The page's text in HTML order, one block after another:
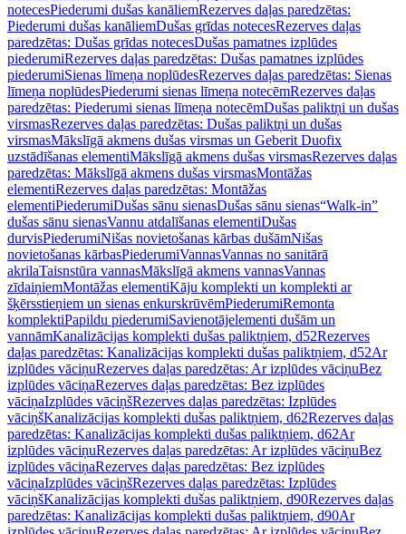
notecesPiederumi dušas kanāliemRezerves daļas paredzētas:
Piederumi dušas kanāliemDušas grīdas notecesRezerves daļas
paredzētas: Dušas grīdas notecesDušas pamatnes izplūdes
piederumiRezerves daļas paredzētas: Dušas pamatnes izplūdes
piederumiSienas līmeņa noplūdesRezerves daļas paredzētas: Sienas
līmeņa noplūdesPiederumi sienas līmeņa notecēmRezerves daļas
paredzētas: Piederumi sienas līmeņa notecēmDušas paliktņi un dušas
virsmasRezerves daļas paredzētas: Dušas paliktņi un dušas
virsmasMākslīgā akmens dušas virsmas un Geberit Duofix
uzstādīšanas elementiMākslīgā akmens dušas virsmasRezerves daļas
paredzētas: Mākslīgā akmens dušas virsmasMontāžas
elementiRezerves daļas paredzētas: Montāžas
elementiPiederumiDušas sānu sienasDušas sānu sienas“Walk-in”
dušas sānu sienasVannu atdalīšanas elementiDušas
durvisPiederumiNišas novietošanas kārbas dušāmNišas
novietošanas kārbasPiederumiVannasVannas no sanitārā
akrilaTaisnstūra vannasMākslīgā akmens vannasVannas
zīdaiņiemMontāžas elementiKāju komplekti un komplekti ar
šķērsstieņiem un sienas enkurskrūvēmPiederumiRemonta
komplektiPapildu piederumiSavienotājelementi dušām un
vannāmKanalizācijas komplekti dušas paliktņiem, d52Rezerves
daļas paredzētas: Kanalizācijas komplekti dušas paliktņiem, d52Ar
izplūdes vāciņuRezerves daļas paredzētas: Ar izplūdes vāciņuBez
izplūdes vāciņaRezerves daļas paredzētas: Bez izplūdes
vāciņaIzplūdes vāciņšRezerves daļas paredzētas: Izplūdes
vāciņšKanalizācijas komplekti dušas paliktņiem, d62Rezerves daļas
paredzētas: Kanalizācijas komplekti dušas paliktņiem, d62Ar
izplūdes vāciņuRezerves daļas paredzētas: Ar izplūdes vāciņuBez
izplūdes vāciņaRezerves daļas paredzētas: Bez izplūdes
vāciņaIzplūdes vāciņšRezerves daļas paredzētas: Izplūdes
vāciņšKanalizācijas komplekti dušas paliktņiem, d90Rezerves daļas
paredzētas: Kanalizācijas komplekti dušas paliktņiem, d90Ar